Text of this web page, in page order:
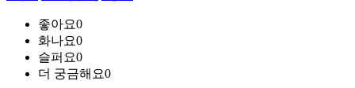
좋아요0
화나요0
슬퍼요0
더 궁금해요0